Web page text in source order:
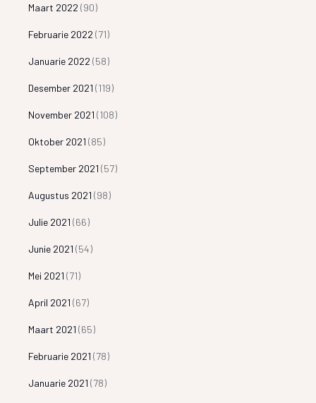
Maart 2022 (90)
Februarie 2022 (71)
Januarie 2022 (58)
Desember 2021 (119)
November 2021 (108)
Oktober 2021 (85)
September 2021 (57)
Augustus 2021 (98)
Julie 2021 (66)
Junie 2021 (54)
Mei 2021 (71)
April 2021 (67)
Maart 2021 (65)
Februarie 2021 (78)
Januarie 2021 (78)